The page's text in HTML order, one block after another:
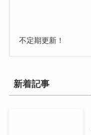
不定期更新！
新着記事